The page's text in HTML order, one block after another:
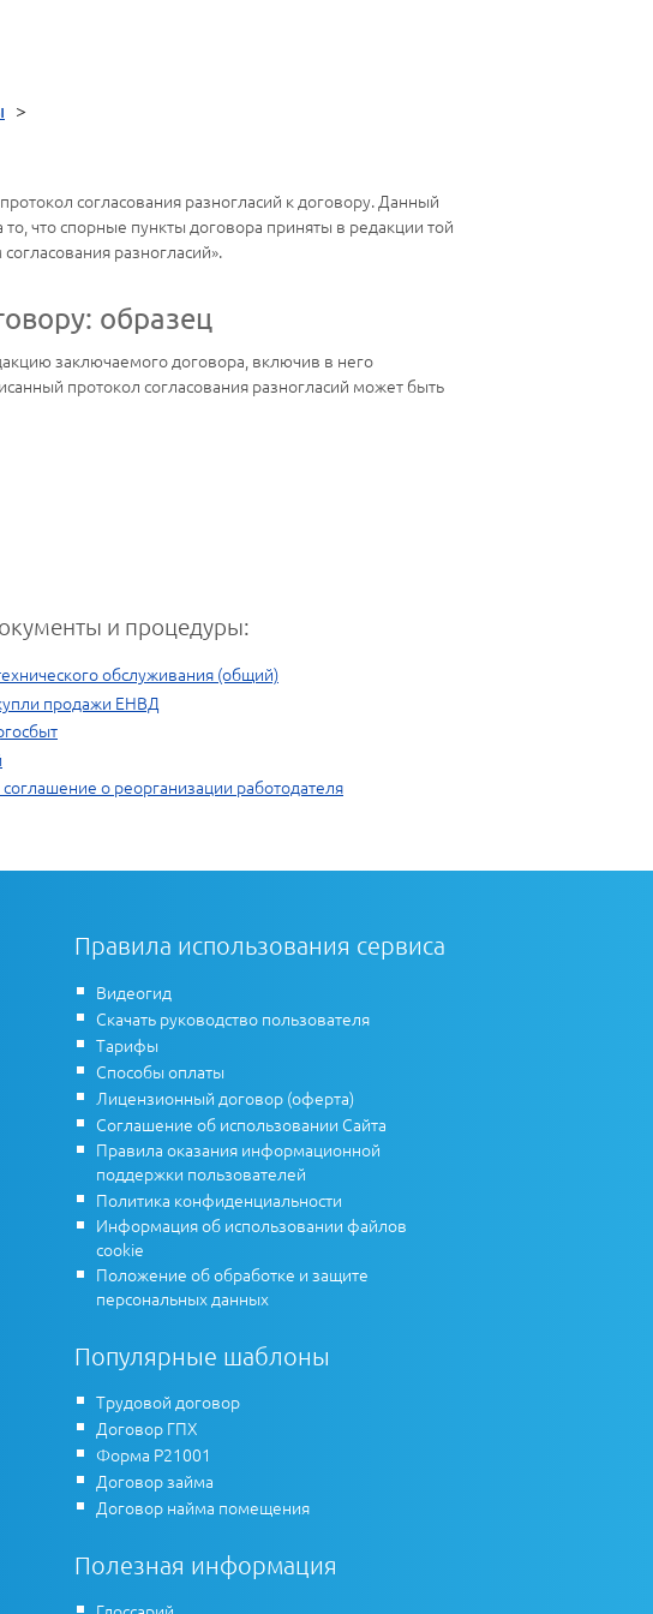
>
согласования разногласий к договору. Данный
что спорные пункты договора приняты в редакции той
разногласий».
образец
заключаемого договора, включив в него
протокол согласования разногласий может быть
и процедуры:
обслуживания (общий)
продажи ЕНВД
о реорганизации работодателя
Правила использования сервиса
Видеогид
Скачать руководство пользователя
Тарифы
Способы оплаты
Лицензионный договор (оферта)
Соглашение об использовании Сайта
Правила оказания информационной
поддержки пользователей
Политика конфиденциальности
Информация об использовании файлов
cookie
Положение об обработке и защите
персональных данных
Популярные шаблоны
Трудовой договор
Договор ГПХ
Форма Р21001
Договор займа
Договор найма помещения
Полезная информация